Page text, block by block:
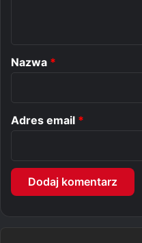
r
Nazwa *
Adres email *